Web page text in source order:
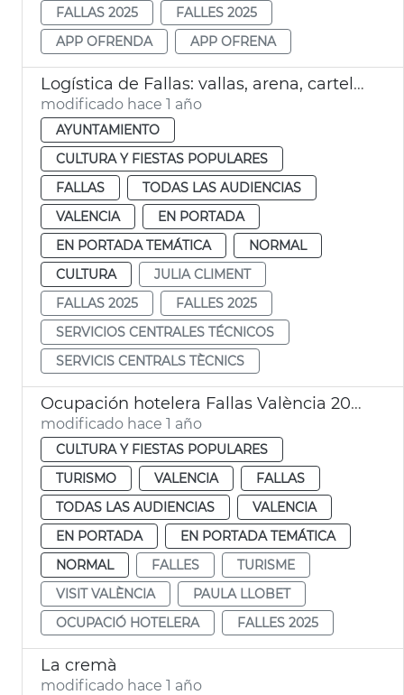
FALLAS 2025
FALLES 2025
APP OFRENDA
APP OFRENA
Logística de Fallas: vallas, arena, carteles
modificado hace 1 año
AYUNTAMIENTO
CULTURA Y FIESTAS POPULARES
FALLAS
TODAS LAS AUDIENCIAS
VALENCIA
EN PORTADA
EN PORTADA TEMÁTICA
NORMAL
CULTURA
JULIA CLIMENT
FALLAS 2025
FALLES 2025
SERVICIOS CENTRALES TÉCNICOS
SERVICIS CENTRALS TÈCNICS
Ocupación hotelera Fallas València 2025
modificado hace 1 año
CULTURA Y FIESTAS POPULARES
TURISMO
VALENCIA
FALLAS
TODAS LAS AUDIENCIAS
VALENCIA
EN PORTADA
EN PORTADA TEMÁTICA
NORMAL
FALLES
TURISME
VISIT VALÈNCIA
PAULA LLOBET
OCUPACIÓ HOTELERA
FALLES 2025
La cremà
modificado hace 1 año